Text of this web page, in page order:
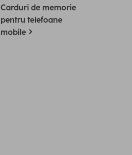
Carduri de memorie
pentru telefoane
mobile